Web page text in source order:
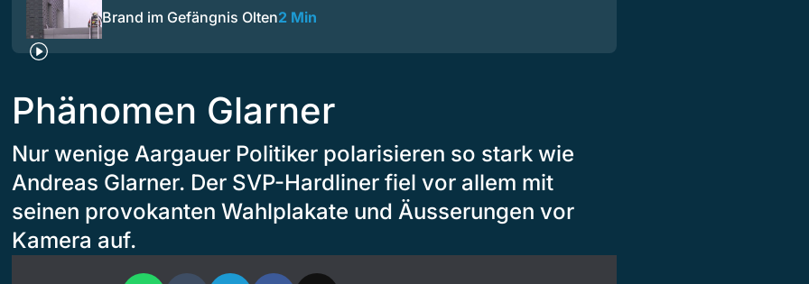
Brand im Gefängnis Olten2 Min
Phänomen Glarner
Nur wenige Aargauer Politiker polarisieren so stark wie
Andreas Glarner. Der SVP-Hardliner fiel vor allem mit
seinen provokanten Wahlplakate und Äusserungen vor
Kamera auf.